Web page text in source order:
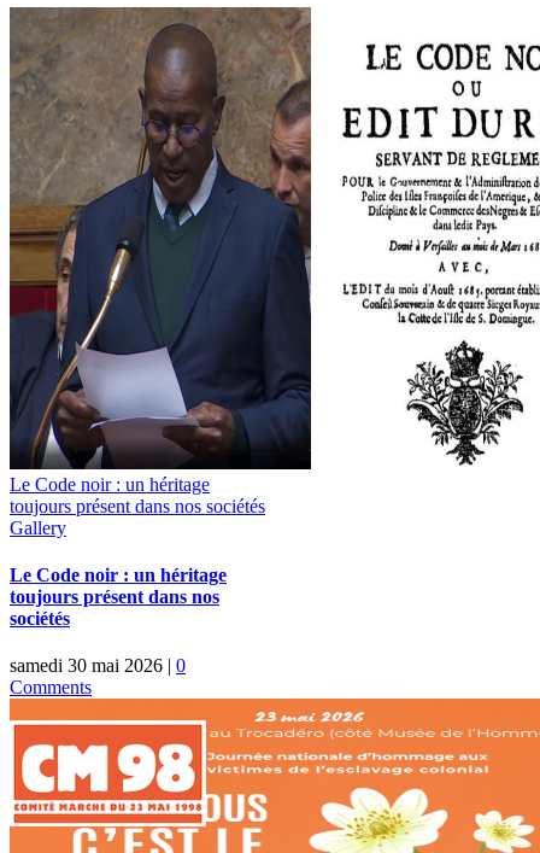
Le Code noir : un héritage
toujours présent dans nos sociétés
Gallery
Le Code noir : un héritage
toujours présent dans nos
sociétés
samedi 30 mai 2026 | 0
Comments